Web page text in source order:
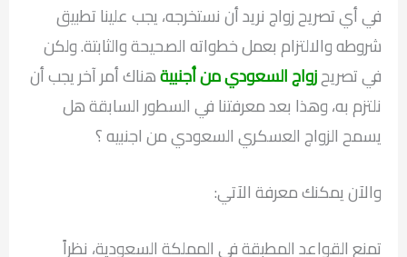
في أي تصريح زواج نريد أن نستخرجه، يجب علينا تطبيق
شروطه والالتزام بعمل خطواته الصحيحة والثابتة. ولكن
في تصريحزواج السعودي من أجنبيةهناك أمر آخر يجب أن
نلتزم به، وهذا بعد معرفتنا في السطور السابقة هل
يسمح الزواج العسكري السعودي من اجنبيه ؟
والآن يمكنك معرفة الآتي:
تمنع القواعد المطبقة في المملكة السعودية، نظراً